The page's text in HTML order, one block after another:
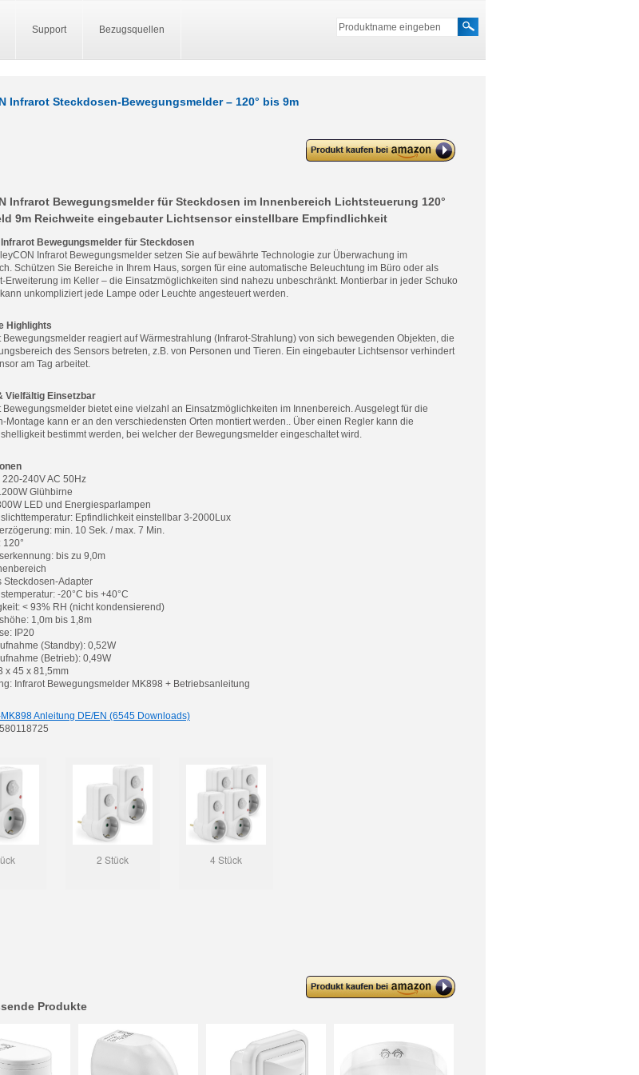
Support Bezugsquellen
Infrarot Steckdosen-Bewegungsmelder – 120° bis 9m
deleyCON Infrarot Steckdosen-
Bewegungsmelder – 120° bis 9m
Infrarot Bewegungsmelder für Steckdosen im Innenbereich Lichtsteuerung 120°
9m Reichweite eingebauter Lichtsensor einstellbare Empfindlichkeit
Bewegungsmelder für Steckdosen
Infrarot Bewegungsmelder setzen Sie auf bewährte Technologie zur Überwachung im
Schützen Sie Bereiche in Ihrem Haus, sorgen für eine automatische Beleuchtung im Büro oder als
Erweiterung im Keller – die Einsatzmöglichkeiten sind nahezu unbeschränkt. Montierbar in jeder Schuko
unkompliziert jede Lampe oder Leuchte angesteuert werden.
Highlights
Bewegungsmelder reagiert auf Wärmestrahlung (Infrarot-Strahlung) von sich bewegenden Objekten, die
des Sensors betreten, z.B. von Personen und Tieren. Ein eingebauter Lichtsensor verhindert
am Tag arbeitet.
Vielfältig Einsetzbar
Bewegungsmelder bietet eine vielzahl an Einsatzmöglichkeiten im Innenbereich. Ausgelegt für die
Montage kann er an den verschiedensten Orten montiert werden.. Über einen Regler kann die
bestimmt werden, bei welcher der Bewegungsmelder eingeschaltet wird.
240V AC 50Hz
Glühbirne
LED und Energiesparlampen
Epfindlichkeit einstellbar 3-2000Lux
min. 10 Sek. / max. 7 Min.
120°
bis zu 9,0m
Steckdosen-Adapter
-20°C bis +40°C
< 93% RH (nicht kondensierend)
1,0m bis 1,8m
IP20
(Standby): 0,52W
(Betrieb): 0,49W
x 45 x 81,5mm
Infrarot Bewegungsmelder MK898 + Betriebsanleitung
Anleitung DE/EN (6545 Downloads)
2 Stück 4 Stück
deleyCON Infrarot Steckdosen-
Bewegungsmelder – 120° bis 9m
Produkte